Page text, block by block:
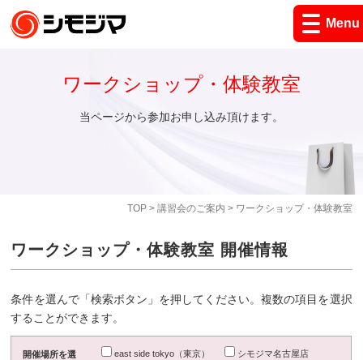
Menu
TOP> 講習会のご案内 > ワークショップ・体験教室
ワークショップ・体験教室
当ページから参加お申し込み頂けます。
ワークショップ・体験教室 開催情報
条件を選んで「検索ボタン」を押してください。複数の項目を選択
することができます。
開催場所を選
east side tokyo（東京）
シモジマ名古屋店